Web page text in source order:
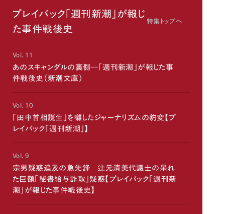
プレイバック「週刊新潮」が報じ
た事件戦後史
特集トップへ
Vol. 11
あのスキャンダルの裏側―「週刊新潮」が報じた事
件戦後史（新潮文庫）
Vol. 10
「田中首相誕生」を囃したジャーナリズムの豹変【プ
レイバック「週刊新潮」】
Vol. 9
宗男疑惑追及の急先鋒 辻元清美代議士の呆れ
た巨額「秘書給与詐取」疑惑【プレイバック「週刊新
潮」が報じた事件戦後史】